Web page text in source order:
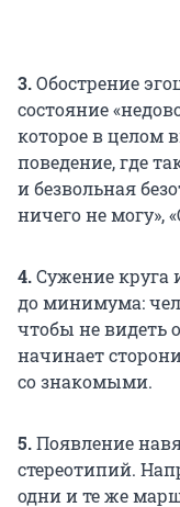
3.Обострение
состояние
которое в целом
поведение, где
и безвольная
ничего не могу»,
4.Сужение круга
до минимума:
чтобы не
начинает
со знакомыми.
5.Появление
стереотипий.
одни и те же